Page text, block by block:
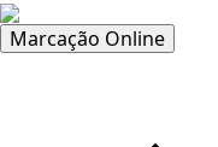
Marcação Online